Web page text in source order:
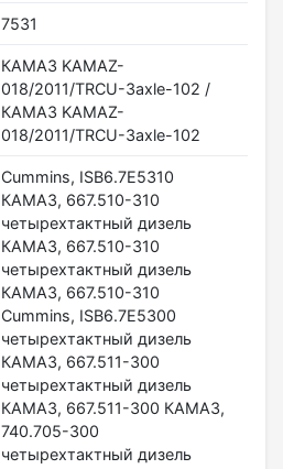
7531
КАМАЗ KAMAZ-
018/2011/TRCU-3axle-102 /
КАМАЗ KAMAZ-
018/2011/TRCU-3axle-102
Cummins, ISB6.7E5310
КАМАЗ, 667.510-310
четырехтактный дизель
КАМАЗ, 667.510-310
четырехтактный дизель
КАМАЗ, 667.510-310
Cummins, ISB6.7E5300
четырехтактный дизель
КАМАЗ, 667.511-300
четырехтактный дизель
КАМАЗ, 667.511-300 КАМАЗ,
740.705-300
четырехтактный дизель